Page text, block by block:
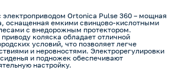
электроприводом Ortonica Pulse 360 – мощная
оснащенная емкими свинцово-кислотными
с внедорожным протектором.
коляска обладает отличной
условий, что позволяет легче
и неровностями. Электрорегулировки
и подножек обеспечивают
настройку.